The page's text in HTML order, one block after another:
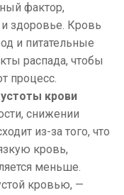
фактор,
здоровье. Кровь
и питательные
распада, чтобы
процесс.
крови
снижении
из-за того, что
кровь,
меньше.
кровью, —